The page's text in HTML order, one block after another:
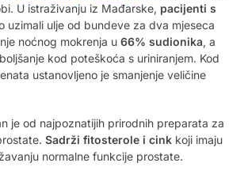
U istraživanju iz Mađarske, pacijenti s
uzimali ulje od bundeve za dva mjeseca
noćnog mokrenja u 66% sudionika, a
kod poteškoća s uriniranjem. Kod
ustanovljeno je smanjenje veličine
je od najpoznatijih prirodnih preparata za
Sadrži fitosterole i cink koji imaju
normalne funkcije prostate.